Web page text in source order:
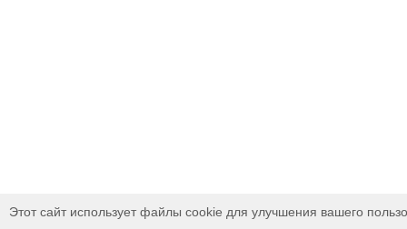
Этот сайт использует файлы cookie для улучшения вашего